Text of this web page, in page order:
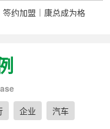
签约加盟｜康总成为格
企业 汽车